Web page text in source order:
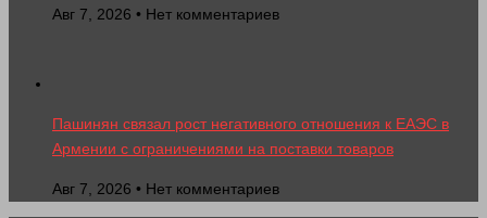
Авг 7, 2026 • Нет комментариев
Пашинян связал рост негативного отношения к ЕАЭС в
Армении с ограничениями на поставки товаров
Авг 7, 2026 • Нет комментариев